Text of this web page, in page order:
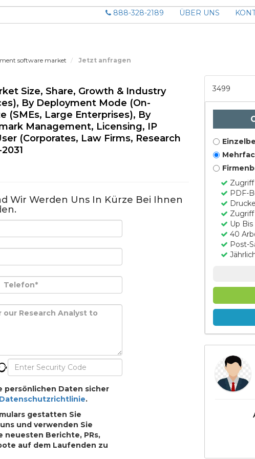
888-328-2189 ÜBER UNS
software market Jetzt anfragen
Size, Share, Growth & Industry
By Deployment Mode (On-
(SMEs, Large Enterprises), By
Management, Licensing, IP
(Corporates, Law Firms, Research
Wir Werden Uns In Kürze Bei Ihnen
persönlichen Daten sicher
Datenschutzrichtlinie.
gestatten Sie
und verwenden Sie
neuesten Berichte, PRs,
auf dem Laufenden zu
3499
PDF-
Up
40
Post-